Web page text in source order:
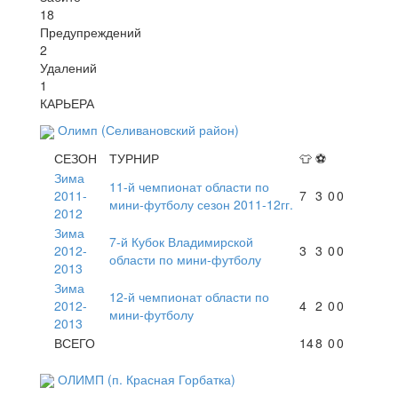
18
Предупреждений
2
Удалений
1
КАРЬЕРА
Олимп (Селивановский район)
СЕЗОН
ТУРНИР 👕 ⚽
Зима
2011-
2012
11-й чемпионат области по
мини-футболу сезон 2011-12гг. 7 3 00
Зима
2012-
2013
7-й Кубок Владимирской
области по мини-футболу
3 3 00
Зима
2012-
2013
12-й чемпионат области по
мини-футболу
4 2 00
ВСЕГО 148 00
ОЛИМП (п. Красная Горбатка)